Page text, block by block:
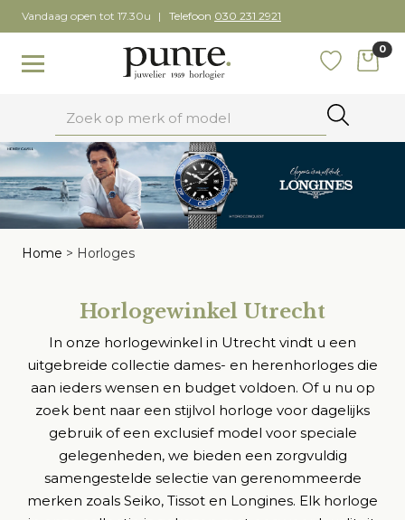
Skip
to
content
Vandaag open tot 17.30u Telefoon 030 231 2921
Toggle navigation
0
Zoeken
Home > Horloges
Horlogewinkel Utrecht
In onze horlogewinkel in Utrecht vindt u een
uitgebreide collectie dames- en herenhorloges die
aan ieders wensen en budget voldoen. Of u nu op
zoek bent naar een stijlvol horloge voor dagelijks
gebruik of een exclusief model voor speciale
gelegenheden, we bieden een zorgvuldig
samengestelde selectie van gerenommeerde
merken zoals Seiko, Tissot en Longines. Elk horloge